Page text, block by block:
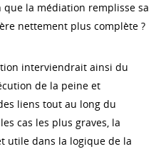
la médiation remplisse sa
nettement plus complète ?
interviendrait ainsi du
de la peine et
liens tout au long du
cas les plus graves, la
utile dans la logique de la